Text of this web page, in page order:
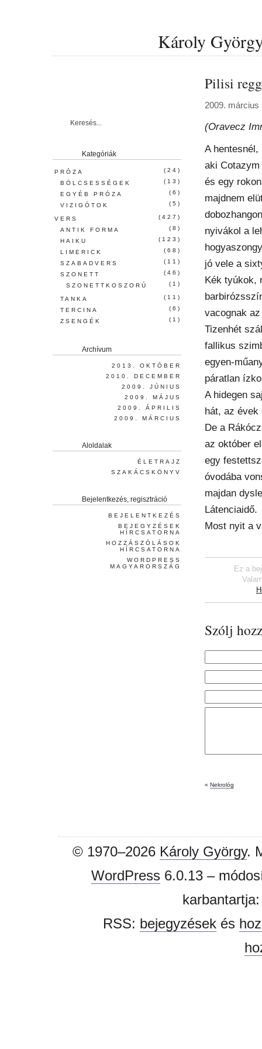
Károly
Pilisi
2009. március
(Oravecz
A hentesnél,
aki
és egy
majdnem
nyivákol a
jó vele a
Kék tyúkok,
vacognak
Tizenhét
fallikus
egyen-
páratlan
A hidegen
hát, az évek
De a
az október
egy
óvodába
majdan
Látenciaidő.
Most nyit a
Ez a
Szólj
« Nekrológ
Kategóriák
PRÓZA
(24)
BÖLCSESSÉGEK
(13)
EGYÉB PRÓZA
(6)
VIZIGÓTOK
(5)
VERS
(427)
ANTIK FORMA
(8)
HAIKU
(123)
LIMERICK
(68)
SZABADVERS
(11)
SZONETT
(46)
SZONETTKOSZORÚ
(1)
TANKA
(11)
TERCINA
(6)
ZSENGÉK
(1)
Archívum
2013. OKTÓBER
2010. DECEMBER
2009. JÚNIUS
2009. MÁJUS
2009. ÁPRILIS
2009. MÁRCIUS
Aloldalak
ÉLETRAJZ
SZAKÁCSKÖNYV
Bejelentkezés, regisztráció
BEJELENTKEZÉS
BEJEGYZÉSEK
HÍRCSATORNA
HOZZÁSZÓLÁSOK
HÍRCSATORNA
WORDPRESS
MAGYARORSZÁG
© 1970–2026 Károly György.
WordPress6.0.13 –
RSS: bejegyzésekés